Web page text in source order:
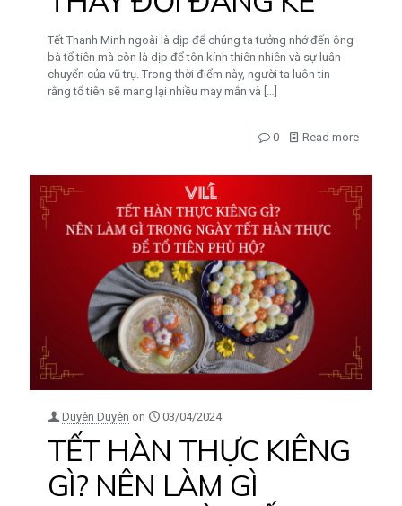
Tết Thanh Minh ngoài là dịp để chúng ta tưởng nhớ đến ông
bà tổ tiên mà còn là dịp để tôn kính thiên nhiên và sự luân
chuyển của vũ trụ. Trong thời điểm này, người ta luôn tin
rằng tổ tiên sẽ mang lại nhiều may mắn và
0 Read more
Duyên Duyên on 03/04/2024
TẾT HÀN THỰC KIÊNG
GÌ? NÊN LÀM GÌ